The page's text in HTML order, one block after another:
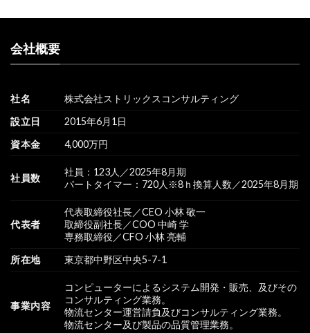
会社概要
社名
株式会社ストリックスコンサルティング
設立日
2015年6月1日
資本金
4,000万円
社員数
社員：123人／2025年8月期
パートタイマー：720人※8ｈ換算人数／2025年8月期
代表者
代表取締役社長／CEO 小林 敬一
取締役副社長／COO 中崎 学
専務取締役／CFO 小林 亮輔
所在地
東京都中野区中央5-7-1
事業内容
コンピューターによるシステム開発・販売、及びその
コンサルティング業務。
物流センター運営請負及びコンサルティング業務。
物流センター及び製品の品質管理業務。